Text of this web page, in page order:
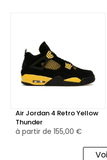
Air Jordan 4 Retro Yellow
Thunder
à partir de 155,00 €